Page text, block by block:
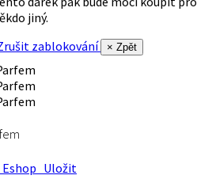
jiný.
zablokování
× Zpět
Uložit